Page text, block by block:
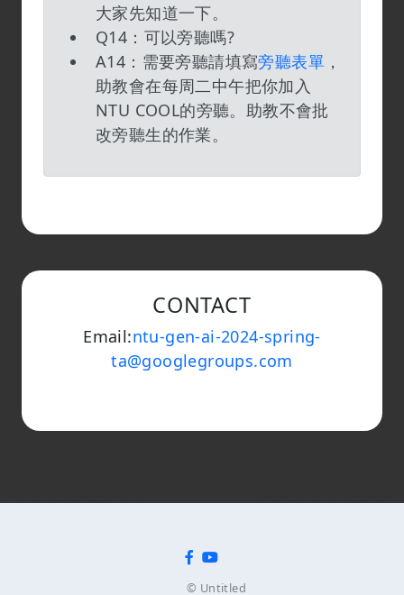
大家先知道一下。
Q14：可以旁聽嗎?
A14：需要旁聽請填寫旁聽表單 ，
助教會在每周二中午把你加入
NTU COOL的旁聽。助教不會批
改旁聽生的作業。
CONTACT
Email:ntu-gen-ai-2024-spring-
ta@googlegroups.com
© Untitled